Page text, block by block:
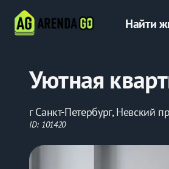
Найти
Уютная
г Санкт-Петербург, Невский
ID: 101420